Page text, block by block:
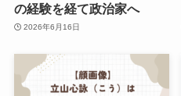
の経験を経て政治家へ
2026年6月16日